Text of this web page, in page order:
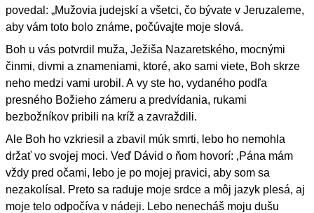
povedal: „Mužovia judejskí a všetci, čo bývate v Jeruzaleme,
aby vám toto bolo známe, počúvajte moje slová.
Boh u vás potvrdil muža, Ježiša Nazaretského, mocnými
činmi, divmi a znameniami, ktoré, ako sami viete, Boh skrze
neho medzi vami urobil. A vy ste ho, vydaného podľa
presného Božieho zámeru a predvídania, rukami
bezbožníkov pribili na kríž a zavraždili.
Ale Boh ho vzkriesil a zbavil múk smrti, lebo ho nemohla
držať vo svojej moci. Veď Dávid o ňom hovorí: ‚Pána mám
vždy pred očami, lebo je po mojej pravici, aby som sa
nezakolísal. Preto sa raduje moje srdce a môj jazyk plesá, aj
moje telo odpočíva v nádeji. Lebo nenecháš moju dušu